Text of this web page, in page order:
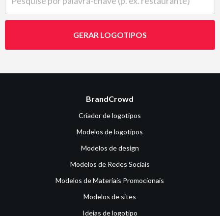
GERAR LOGOTIPOS
BrandCrowd
Criador de logotipos
Modelos de logotipos
Modelos de design
Modelos de Redes Sociais
Modelos de Materiais Promocionais
Modelos de sites
Ideias de logotipo